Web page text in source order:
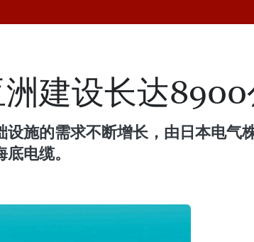
建设长达
施的需求不断增长，由日本电气
电缆。